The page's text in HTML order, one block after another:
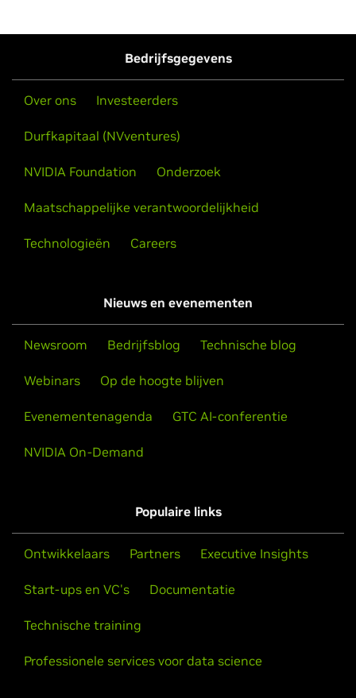
Bedrijfsgegevens
Over ons Investeerders
Durfkapitaal (NVventures)
NVIDIA Foundation Onderzoek
Maatschappelijke verantwoordelijkheid
Technologieën Careers
Nieuws en evenementen
Newsroom Bedrijfsblog Technische blog
Webinars Op de hoogte blijven
Evenementenagenda GTC AI-conferentie
NVIDIA On-Demand
Populaire links
Ontwikkelaars Partners Executive Insights
Start-ups en VC's Documentatie
Technische training
Professionele services voor data science